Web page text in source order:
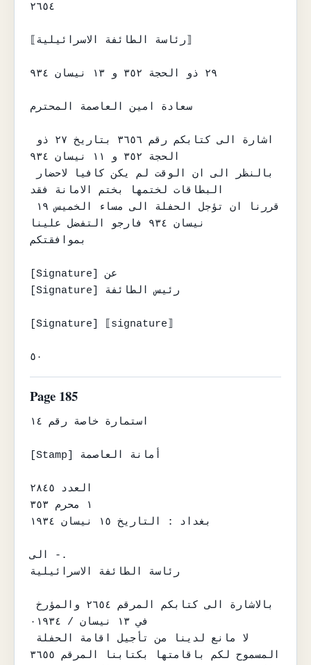
٢٦٥٤
⟦رئاسة الطائفة الاسرائيلية⟧
٢٩ ذو الحجة ٣٥٢ و ١٣ نيسان ٩٣٤
سعادة امين العاصمة المحترم
الحجة ٣٥٢ و ١١ نيسان ٩٣٤
البطاقات لختمها بختم الامانة فقد
نيسان ٩٣٤ فارجو التفضل علينا
بموافقتكم
[Signature] عن
[Signature] رئيس الطائفة
[Signature] ⟦signature⟧
٥٠
Page 185
استمارة خاصة رقم ١٤
[Stamp] أمانة العاصمة
العدد ٢٨٤٥
١ محرم ٣٥٣
بغداد : التاريخ ١٥ نيسان ١٩٣٤
الى -.
رئاسة الطائفة الاسرائيلية
بالاشارة الى كتابكم المرقم ٢٦٥٤ والمؤرخ
في ١٣ نيسان / ٠١٩٣٤
المسموح لكم باقامتها بكتابنا المرقم ٣٦٥٥